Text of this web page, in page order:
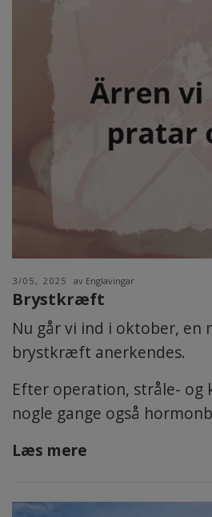
3/05, 2025 av Englavingar
Brystkræft
Nu går vi ind i oktober, en
brystkræft anerkendes.
Efter operation, stråle- og
nogle gange også
Læs mere